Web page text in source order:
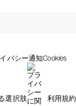
バシー通知Cookies
選択肢 利用規約